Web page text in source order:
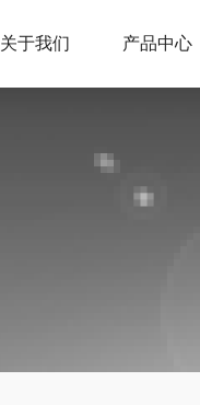
关于我们 产品中心